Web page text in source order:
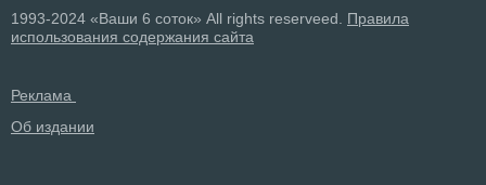
1993-2024 «Ваши 6 соток» All rights reserveed. Правила
использования содержания сайта
Реклама
Об издании